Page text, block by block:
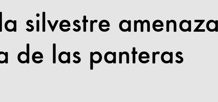
silvestre
de las panteras